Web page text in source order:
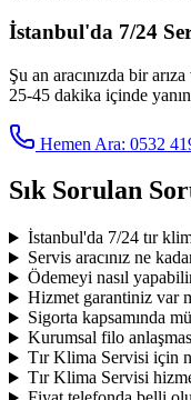
İstanbul'da 7/24
Şu an aracınızda bir
25-45 dakika içinde
Hemen Ara: 0532
Sık Sorulan
İstanbul'da 7/24 tır
Servis aracınız ne
Ödemeyi nasıl
Hizmet garantiniz var
Sigorta kapsamında
Kurumsal filo
Tır Klima Servisi için
Tır Klima Servisi